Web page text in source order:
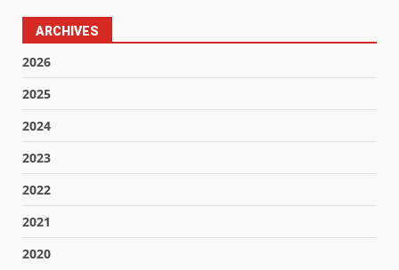
ARCHIVES
2026
2025
2024
2023
2022
2021
2020